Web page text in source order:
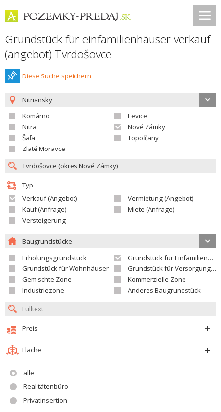
Grundstück für einfamilienhäuser verkauf
(angebot) Tvrdošovce
Diese Suche speichern
Nitriansky
Komárno
Levice
Nitra
Nové Zámky
Šaľa
Topoľčany
Zlaté Moravce
Typ
Verkauf (Angebot)
Vermietung (Angebot)
Kauf (Anfrage)
Miete (Anfrage)
Versteigerung
Baugrundstücke
Erholungsgrundstück
Grundstück für Einfamilienhäuser
Grundstück für Wohnhäuser
Grundstück für Versorgungseinrichtungen
Gemischte Zone
Kommerzielle Zone
Industriezone
Anderes Baugrundstück
Preis
Fläche
alle
Realitätenbüro
Privatinsertion